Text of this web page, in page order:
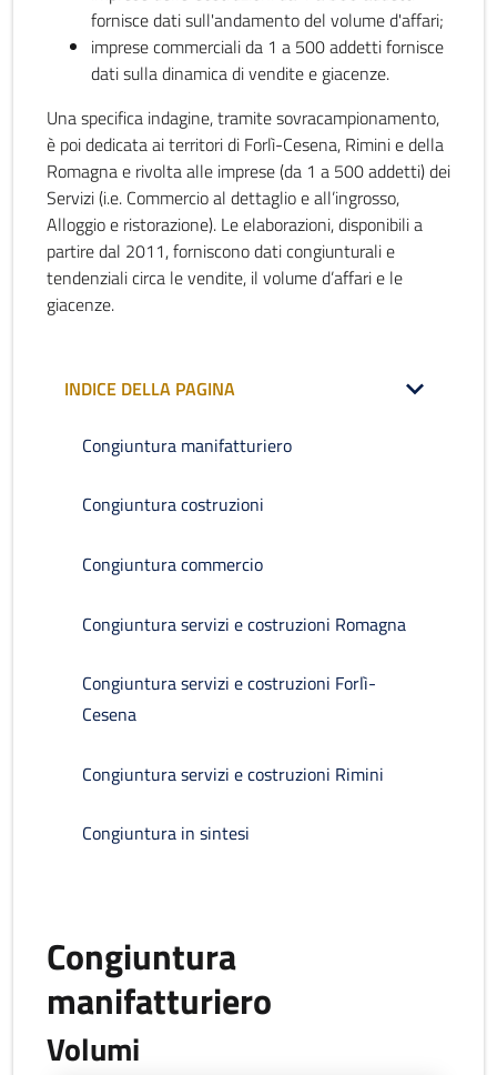
fornisce dati sull'andamento del volume d'affari;
imprese commerciali da 1 a 500 addetti fornisce
dati sulla dinamica di vendite e giacenze.
Una specifica indagine, tramite sovracampionamento,
è poi dedicata ai territori di Forlì-Cesena, Rimini e della
Romagna e rivolta alle imprese (da 1 a 500 addetti) dei
Servizi (i.e. Commercio al dettaglio e all’ingrosso,
Alloggio e ristorazione). Le elaborazioni, disponibili a
partire dal 2011, forniscono dati congiunturali e
tendenziali circa le vendite, il volume d’affari e le
giacenze.
INDICE DELLA PAGINA
Congiuntura manifatturiero
Congiuntura costruzioni
Congiuntura commercio
Congiuntura servizi e costruzioni Romagna
Congiuntura servizi e costruzioni Forlì-
Cesena
Congiuntura servizi e costruzioni Rimini
Congiuntura in sintesi
Congiuntura
manifatturiero
Volumi